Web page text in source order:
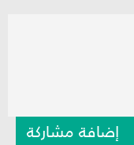
إضافة مشاركة